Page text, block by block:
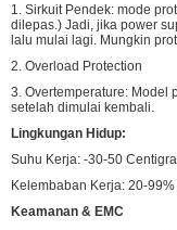
1. Sirkuit Pendek: mode
dilepas.) Jadi, jika power
lalu mulai lagi. Mungkin
2. Overload Protection
3. Overtemperature: Model
setelah dimulai kembali.
Lingkungan Hidup:
Suhu Kerja: -30-50
Kelembaban Kerja: 20-
Keamanan & EMC